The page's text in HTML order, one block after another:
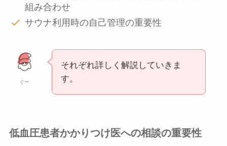
組み合わせ
サウナ利用時の自己管理の重要性
ぐー
それぞれ詳しく解説していきま
す。
低血圧患者かかりつけ医への相談の重要性